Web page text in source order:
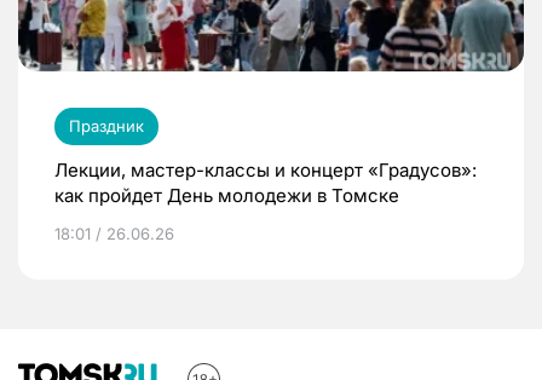
Праздник
Лекции, мастер-классы и концерт «Градусов»:
как пройдет День молодежи в Томске
18:01 / 26.06.26